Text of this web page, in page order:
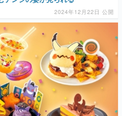
2024年12月22日 公開